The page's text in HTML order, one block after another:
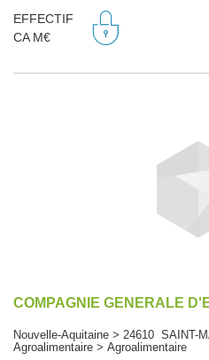
EFFECTIF
CA M€
COMPAGNIE GENERALE
Nouvelle-Aquitaine > 24610 SAINT-
Agroalimentaire > Agroalimentaire